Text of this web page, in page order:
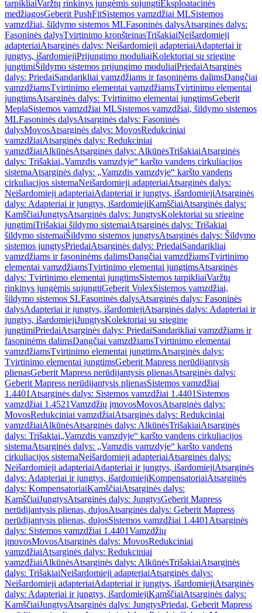
tarpikliaiVaržtų rinkinys jungėmis sujungtiEksploatacinės
medžiagosGeberit PushFitSistemos vamzdžiai MLSistemos
vamzdžiai, šildymo sistemos MLFasoninės dalysAtsarginės dalys:
Fasoninės dalysTvirtinimo kronšteinasTrišakiaiNeišardomieji
adapteriaiAtsarginės dalys: Neišardomieji adapteriaiAdapteriai ir
jungtys, išardomiejiPrijungimo moduliaiKolektoriai su sriegine
jungtimiŠildymo sistemos prijungimo moduliaiPriedaiAtsarginės
dalys: PriedaiSandarikliai vamzdžiams ir fasoninėms dalimsDangčiai
vamzdžiamsTvirtinimo elementai vamzdžiamsTvirtinimo elementai
jungtimsAtsarginės dalys: Tvirtinimo elementai jungtimsGeberit
MeplaSistemos vamzdžiai MLSistemos vamzdžiai, šildymo sistemos
MLFasoninės dalysAtsarginės dalys: Fasoninės
dalysMovosAtsarginės dalys: MovosRedukciniai
vamzdžiaiAtsarginės dalys: Redukciniai
vamzdžiaiAlkūnėsAtsarginės dalys: AlkūnėsTrišakiaiAtsarginės
dalys: Trišakiai„Vamzdis vamzdyje“ karšto vandens cirkuliacijos
sistemaAtsarginės dalys: „Vamzdis vamzdyje“ karšto vandens
cirkuliacijos sistemaNeišardomieji adapteriaiAtsarginės dalys:
Neišardomieji adapteriaiAdapteriai ir jungtys, išardomiejiAtsarginės
dalys: Adapteriai ir jungtys, išardomiejiKamščiaiAtsarginės dalys:
KamščiaiJungtysAtsarginės dalys: JungtysKolektoriai su sriegine
jungtimiTrišakiai šildymo sistemaiAtsarginės dalys: Trišakiai
šildymo sistemaiŠildymo sistemos jungtysAtsarginės dalys: Šildymo
sistemos jungtysPriedaiAtsarginės dalys: PriedaiSandarikliai
vamzdžiams ir fasoninėms dalimsDangčiai vamzdžiamsTvirtinimo
elementai vamzdžiamsTvirtinimo elementai jungtimsAtsarginės
dalys: Tvirtinimo elementai jungtimsSistemos tarpikliaiVaržtų
rinkinys jungėmis sujungtiGeberit VolexSistemos vamzdžiai,
šildymo sistemos SLFasoninės dalysAtsarginės dalys: Fasoninės
dalysAdapteriai ir jungtys, išardomiejiAtsarginės dalys: Adapteriai ir
jungtys, išardomiejiJungtysKolektoriai su sriegine
jungtimiPriedaiAtsarginės dalys: PriedaiSandarikliai vamzdžiams ir
fasoninėms dalimsDangčiai vamzdžiamsTvirtinimo elementai
vamzdžiamsTvirtinimo elementai jungtimsAtsarginės dalys:
Tvirtinimo elementai jungtimsGeberit Mapress nerūdijantysis
plienasGeberit Mapress nerūdijantysis plienasAtsarginės dalys:
Geberit Mapress nerūdijantysis plienasSistemos vamzdžiai
1.4401 Atsarginės dalys: Sistemos vamzdžiai 1.4401 Sistemos
vamzdžiai 1.4521Vamzdžių įmovosMovosAtsarginės dalys:
MovosRedukciniai vamzdžiaiAtsarginės dalys: Redukciniai
vamzdžiaiAlkūnėsAtsarginės dalys: AlkūnėsTrišakiaiAtsarginės
dalys: Trišakiai„Vamzdis vamzdyje“ karšto vandens cirkuliacijos
sistemaAtsarginės dalys: „Vamzdis vamzdyje“ karšto vandens
cirkuliacijos sistemaNeišardomieji adapteriaiAtsarginės dalys:
Neišardomieji adapteriaiAdapteriai ir jungtys, išardomiejiAtsarginės
dalys: Adapteriai ir jungtys, išardomiejiKompensatoriaiAtsarginės
dalys: KompensatoriaiKamščiaiAtsarginės dalys:
KamščiaiJungtysAtsarginės dalys: JungtysGeberit Mapress
nerūdijantysis plienas, dujosAtsarginės dalys: Geberit Mapress
nerūdijantysis plienas, dujosSistemos vamzdžiai 1.4401 Atsarginės
dalys: Sistemos vamzdžiai 1.4401Vamzdžių
įmovosMovosAtsarginės dalys: MovosRedukciniai
vamzdžiaiAtsarginės dalys: Redukciniai
vamzdžiaiAlkūnėsAtsarginės dalys: AlkūnėsTrišakiaiAtsarginės
dalys: TrišakiaiNeišardomieji adapteriaiAtsarginės dalys:
Neišardomieji adapteriaiAdapteriai ir jungtys, išardomiejiAtsarginės
dalys: Adapteriai ir jungtys, išardomiejiKamščiaiAtsarginės dalys:
KamščiaiJungtysAtsarginės dalys: JungtysPriedai, Geberit Mapress